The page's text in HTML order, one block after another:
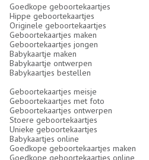
Goedkope geboortekaartjes
Hippe geboortekaartjes
Originele geboortekaartjes
Geboortekaartjes maken
Geboortekaartjes jongen
Babykaartje maken
Babykaartje ontwerpen
Babykaartjes bestellen
Geboortekaartjes meisje
Geboortekaartjes met foto
Geboortekaartjes ontwerpen
Stoere geboortekaartjes
Unieke geboortekaartjes
Babykaartjes online
Goedkope geboortekaartjes maken
Goedkope geboortekaartjes online